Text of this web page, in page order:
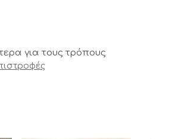
για τους τρόπους